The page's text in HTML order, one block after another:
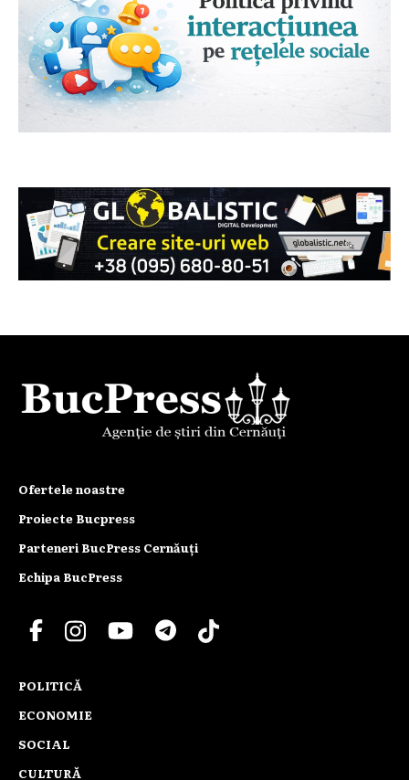
Ofertele noastre
Proiecte Bucpress
Parteneri BucPress Cernăuți
Echipa BucPress
POLITICĂ
ECONOMIE
SOCIAL
CULTURĂ